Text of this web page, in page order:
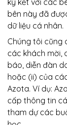
ký kết với các
bên này đã
dữ liệu cá nhân.
Chúng tôi cũng
các khách mời,
báo, diễn đàn
hoặc (ii) của
Azota. Ví dụ:
cấp thông tin
tham dự các